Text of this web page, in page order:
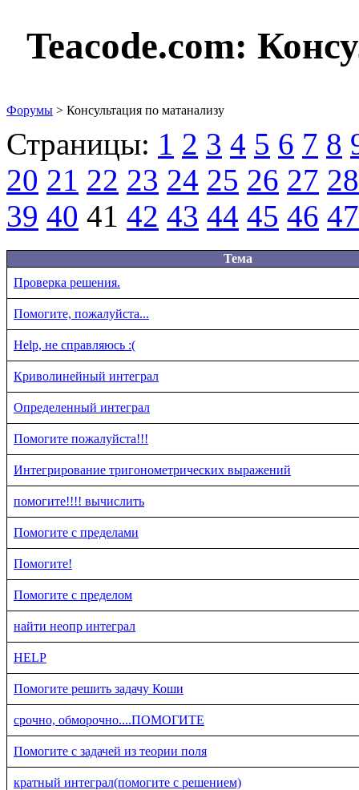
Teacode.com:
Форумы > Консультация по матанализу
Страницы: 1 2 3 4 5 6 7 8
20 21 22 23 24 25 26 27 28
39 40 41 42 43 44 45 46 47
Тема
Проверка решения.
Помогите, пожалуйста...
Help, не справляюсь :(
Криволинейный интеграл
Определенный интеграл
Помогите пожалуйста!!!
Интегрирование тригонометрических выражений
помогите!!!! вычислить
Помогите с пределами
Помогите!
Помогите с пределом
найти неопр интеграл
HELP
Помогите решить задачу Коши
срочно, обморочно....ПОМОГИТЕ
Помогите с задачей из теории поля
кратный интеграл(помогите с решением)